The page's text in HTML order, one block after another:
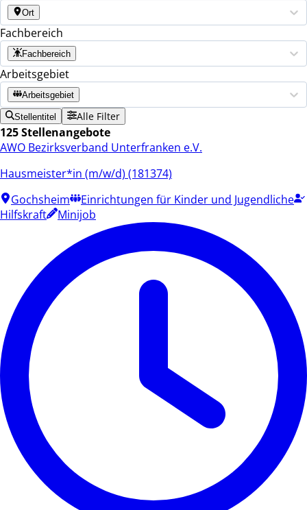
Ort
Fachbereich
Fachbereich
Arbeitsgebiet
Arbeitsgebiet
Stellentitel Alle Filter
125 Stellenangebote
AWO Bezirksverband Unterfranken e.V.
Hausmeister*in (m/w/d) (181374)
Gochsheim
Einrichtungen für Kinder und Jugendliche
Hilfskraft
Minijob